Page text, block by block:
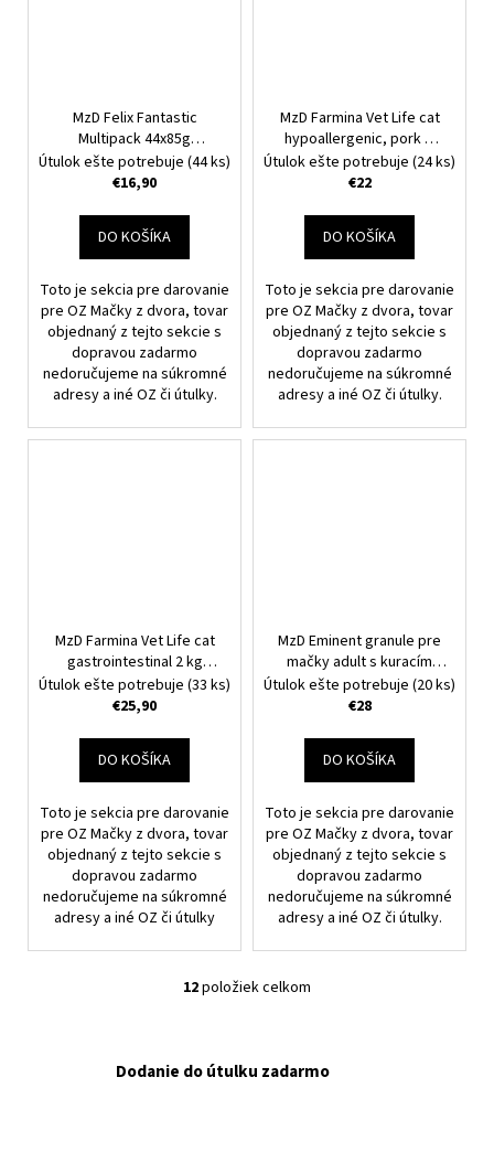
MzD Felix Fantastic
Multipack 44x85g
Nakupujete pre OZ Mačky
z dvora.
Útulok ešte potrebuje (44 ks)
€16,90
DO KOŠÍKA
Toto je sekcia pre darovanie
pre OZ Mačky z dvora, tovar
objednaný z tejto sekcie s
dopravou zadarmo
nedoručujeme na súkromné
adresy a iné OZ či útulky.
MzD Farmina Vet Life cat
hypoallergenic, pork &
potato 1,5 kgNakupujete
pre OZ Mačky z dvora.
Útulok ešte potrebuje (24 ks)
€22
DO KOŠÍKA
Toto je sekcia pre darovanie
pre OZ Mačky z dvora, tovar
objednaný z tejto sekcie s
dopravou zadarmo
nedoručujeme na súkromné
adresy a iné OZ či útulky.
MzD Farmina Vet Life cat
gastrointestinal 2 kg
Nakupujete pre OZ Mačky
z dvora.
Útulok ešte potrebuje (33 ks)
€25,90
DO KOŠÍKA
Toto je sekcia pre darovanie
pre OZ Mačky z dvora, tovar
objednaný z tejto sekcie s
dopravou zadarmo
nedoručujeme na súkromné
adresy a iné OZ či útulky
MzD Eminent granule pre
mačky adult s kuracím
mäsom 10 kgNakupujete
pre OZ Mačky z dvora.
Útulok ešte potrebuje (20 ks)
€28
DO KOŠÍKA
Toto je sekcia pre darovanie
pre OZ Mačky z dvora, tovar
objednaný z tejto sekcie s
dopravou zadarmo
nedoručujeme na súkromné
adresy a iné OZ či útulky.
O
á
12položiek celkom
Dodanie do útulku zadarmo